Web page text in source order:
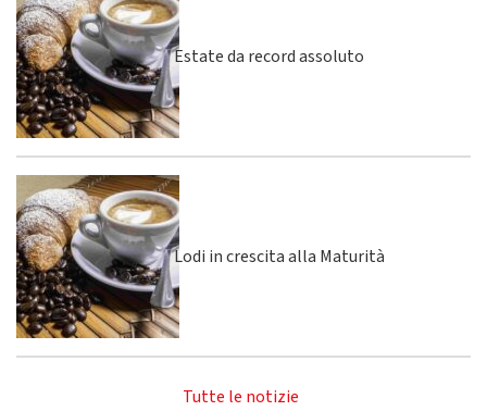
Estate da record assoluto
Lodi in crescita alla Maturità
Tutte le notizie